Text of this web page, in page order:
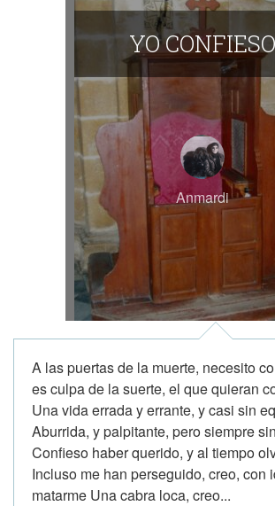
YO CONFIESO
Anmardi
A las puertas de la muerte, necesito
es culpa de la suerte, el que quieran
Una vida errada y errante, y casi sin
Aburrida, y palpitante, pero siempre
Confieso haber querido, y al tiempo
Incluso me han perseguido, creo, con
matarme Una cabra loca, creo...